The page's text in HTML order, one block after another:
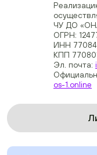
ЧУ ДО
ОГРН:
ИНН
КПП
Эл. почта:
os-1.online